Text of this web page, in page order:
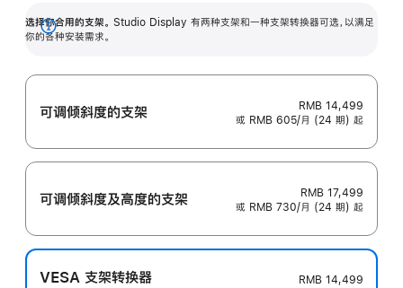
选择你合用的支架。 Studio Display 有两种支架和一种支架转换器可选，以满足
你的各种安装需求。
展
可调倾斜度的支架
RMB 14,499
或 RMB 605/月 (24 期) 起
可调倾斜度及高‍度的支‍架
RMB 17,499
或 RMB 730/月 (24 期) 起
VESA 支架转换器
RMB 14,499